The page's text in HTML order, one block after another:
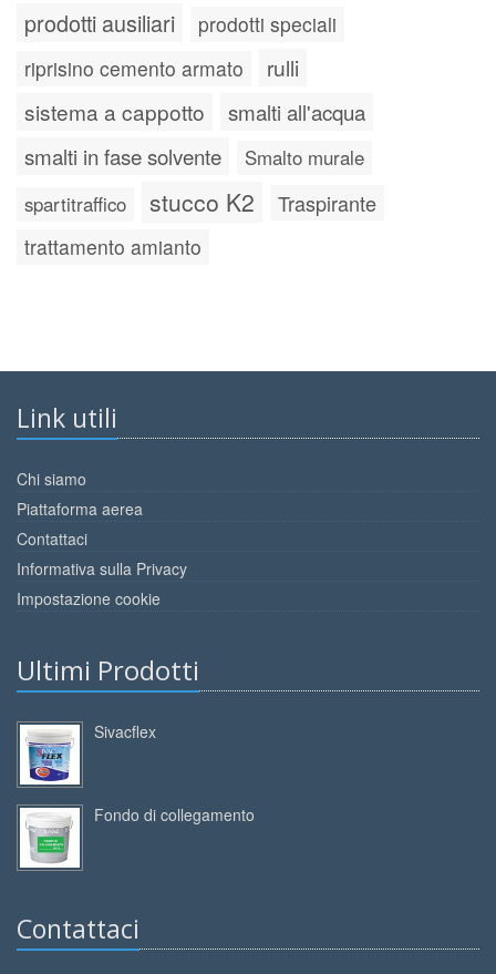
prodotti ausiliari
prodotti speciali
riprisino cemento armato
rulli
sistema a cappotto
smalti all'acqua
smalti in fase solvente
Smalto murale
spartitraffico
stucco K2 Traspirante
trattamento amianto
Link utili
Chi siamo
Piattaforma aerea
Contattaci
Informativa sulla Privacy
Impostazione cookie
Ultimi Prodotti
Sivacflex
Fondo di collegamento
Contattaci